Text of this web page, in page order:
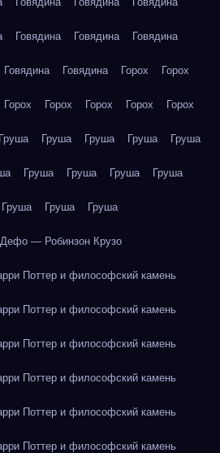
Говядина Говядина Говядина
Говядина Говядина Горох Горох
Горох Горох Горох Горох Горох
Груша Груша Груша Груша Груша
Груша Груша Груша Груша
Груша Груша Груша
— Робинзон Крузо
Поттер и философский камень
Поттер и философский камень
Поттер и философский камень
Поттер и философский камень
Поттер и философский камень
Поттер и философский камень